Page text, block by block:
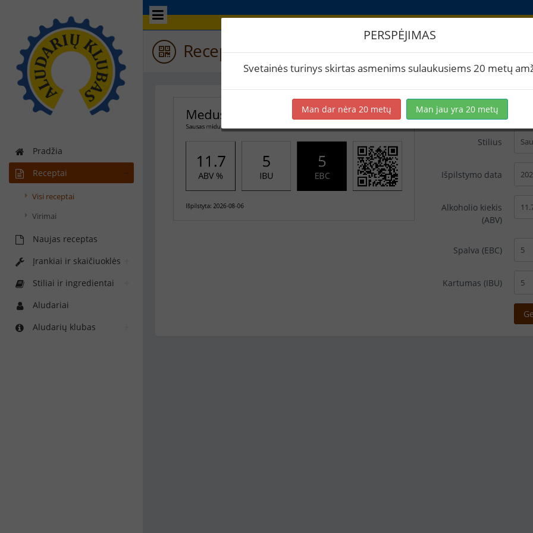
Pradžia
Receptai
Visi receptai
Virimai
Naujas receptas
Įrankiai ir skaičiuoklės
Stiliai ir ingredientai
Aludariai
Aludarių klubas
Recepto etikečių spausdinimas
Pavadinimas
Stilius
Išpilstymo data
Alkoholio kiekis
(ABV)
Spalva (EBC)
Kartumas (IBU)
PERSPĖJIMAS
Svetainės turinys skirtas asmenims sulaukusiems 20 metų
Man dar nėra 20 metų Man jau yra 20 metų